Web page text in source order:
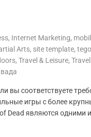
Internet Marketing,
Arts, site template,
, Travel & Leisure,
вы соответствуете
игры с более
Dead являются одними